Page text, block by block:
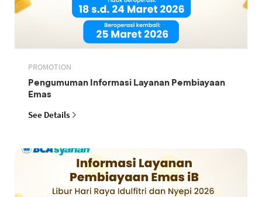
PROMOTION
Pengumuman Informasi Layanan Pembiayaan
Emas
See Details